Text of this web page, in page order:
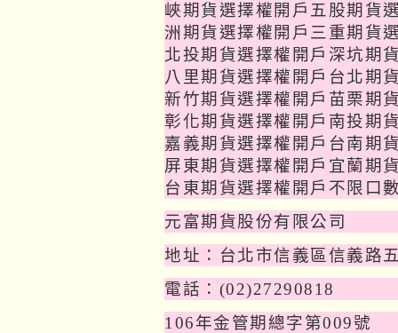
峽期貨選擇權開戶五股期貨
洲期貨選擇權開戶三重期貨
北投期貨選擇權開戶深坑期
八里期貨選擇權開戶台北期
新竹期貨選擇權開戶苗栗期
彰化期貨選擇權開戶南投期
嘉義期貨選擇權開戶台南期
屏東期貨選擇權開戶宜蘭期
台東期貨選擇權開戶不限口
元富期貨股份有限公司
地址：台北市信義區信義路
電話： (02)27290818
106年金管期總字第009號